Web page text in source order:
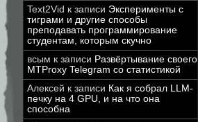
Text2Vid к записи Эксперименты с
тиграми и другие способы
преподавать программирование
студентам, которым скучно
всым к записи Развёртывание своего
MTProxy Telegram со статистикой
Алексей к записи Как я собрал LLM-
печку на 4 GPU, и на что она
способна